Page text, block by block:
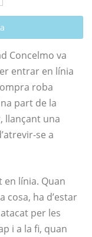
Concelmo va
entrar en línia
roba
part de la
llançant una
se a
línia. Quan
cosa, ha d’estar
per les
i a la fi, quan